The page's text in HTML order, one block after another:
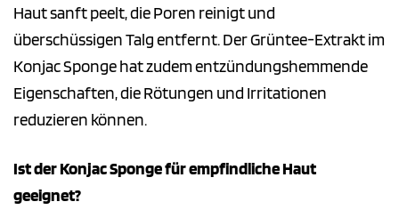
Haut sanft peelt, die Poren reinigt und
überschüssigen Talg entfernt. Der Grüntee-Extrakt im
Konjac Sponge hat zudem entzündungshemmende
Eigenschaften, die Rötungen und Irritationen
reduzieren können.
Ist der Konjac Sponge für empfindliche Haut
geeignet?